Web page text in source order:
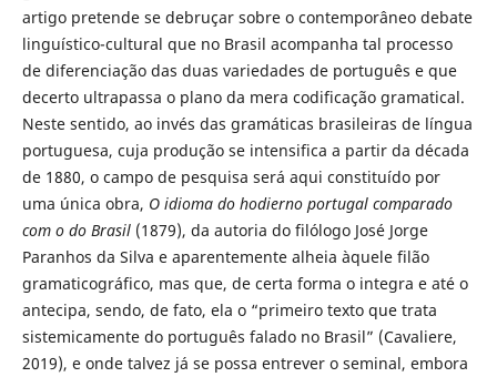
artigo pretende se debruçar sobre o contemporâneo debate
linguístico-cultural que no Brasil acompanha tal processo
de diferenciação das duas variedades de português e que
decerto ultrapassa o plano da mera codificação gramatical.
Neste sentido, ao invés das gramáticas brasileiras de língua
portuguesa, cuja produção se intensifica a partir da década
de 1880, o campo de pesquisa será aqui constituído por
uma única obra, O idioma do hodierno portugal comparado
com o do Brasil(1879), da autoria do filólogo José Jorge
Paranhos da Silva e aparentemente alheia àquele filão
gramaticográfico, mas que, de certa forma o integra e até o
antecipa, sendo, de fato, ela o “primeiro texto que trata
sistemicamente do português falado no Brasil” (Cavaliere,
2019), e onde talvez já se possa entrever o seminal, embora